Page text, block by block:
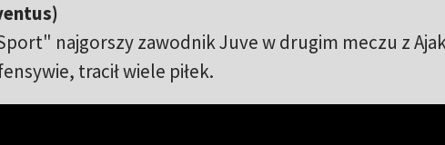
najgorszy zawodnik Juve w drugim meczu z
tracił wiele piłek.